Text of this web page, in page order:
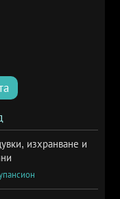
изхранване и